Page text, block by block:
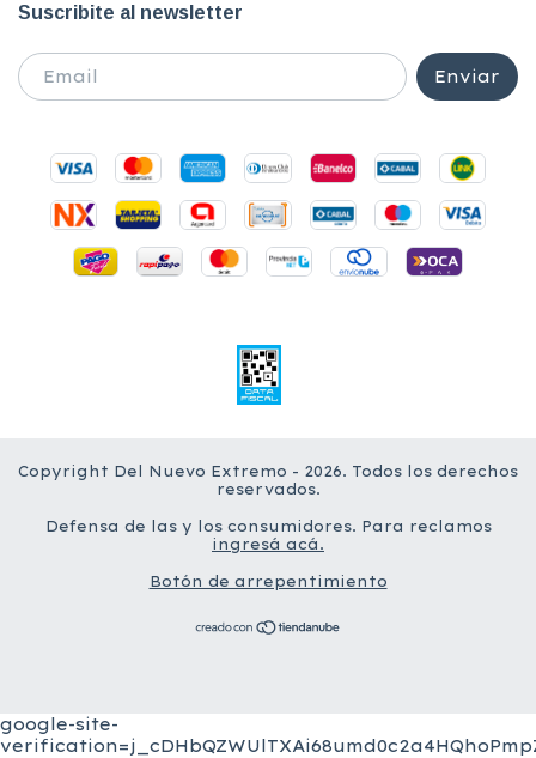
Suscribite al newsletter
Copyright Del Nuevo Extremo - 2026. Todos los derechos
reservados.
Defensa de las y los consumidores. Para reclamos
ingresá acá.
Botón de arrepentimiento
google-site-